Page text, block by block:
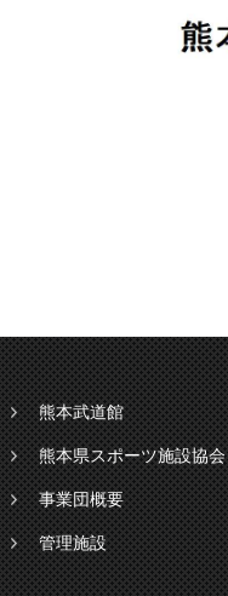
熊本武道館
熊本県スポーツ施設協会
事業団概要
管理施設